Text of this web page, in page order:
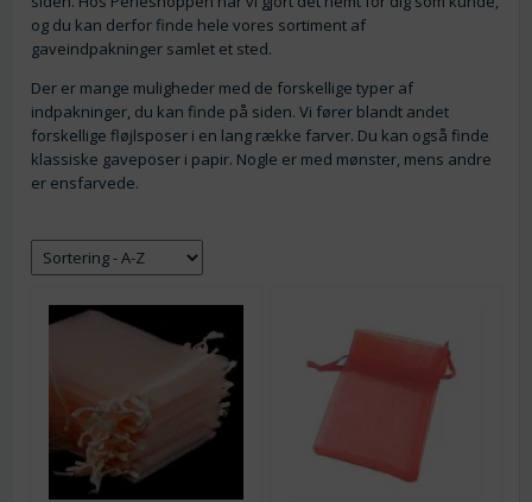
og du kan derfor finde hele vores sortiment af
gaveindpakninger samlet et sted.
Der er mange muligheder med de forskellige typer af
indpakninger, du kan finde på siden. Vi fører blandt andet
forskellige fløjlsposer i en lang række farver. Du kan også finde
klassiske gaveposer i papir. Nogle er med mønster, mens andre
er ensfarvede.